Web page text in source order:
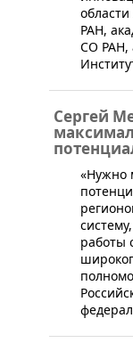
РАН,
СО РАН,
Сергей
​«Нужно
работы